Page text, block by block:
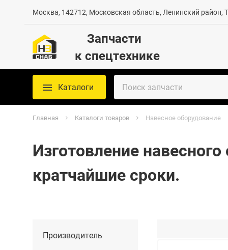
Москва, 142712, Московская область, Ленинский район,
Запчасти
к спецтехнике
Каталоги
Главная Каталоги товаров Навесное оборудование
Изготовление
кратчайшие сроки.
Производитель